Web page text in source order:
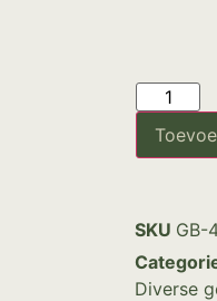
SKU GB-
Diverse